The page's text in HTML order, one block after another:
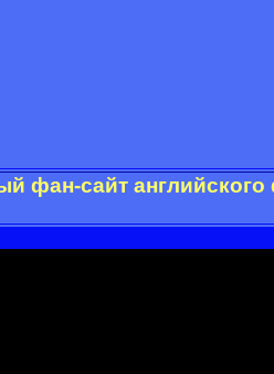
фан-сайт английского